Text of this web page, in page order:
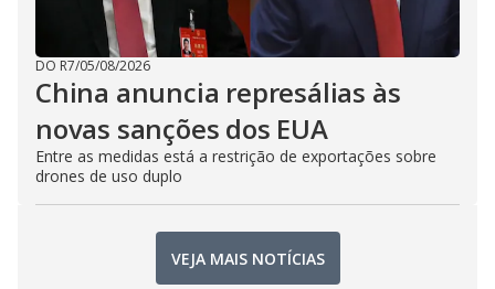
DO R7/05/08/2026
China anuncia represálias às
novas sanções dos EUA
Entre as medidas está a restrição de exportações sobre
drones de uso duplo
VEJA MAIS NOTÍCIAS